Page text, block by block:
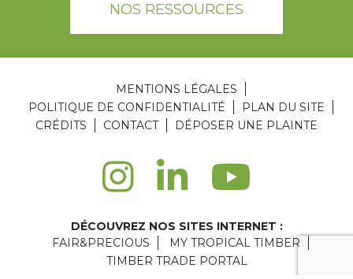
NOS RESSOURCES
MENTIONS LÉGALES
POLITIQUE DE CONFIDENTIALITÉ
PLAN DU SITE
CRÉDITS
CONTACT DÉPOSER UNE PLAINTE
DÉCOUVREZ NOS SITES INTERNET :
FAIR&PRECIOUS
MY TROPICAL TIMBER
TIMBER TRADE PORTAL